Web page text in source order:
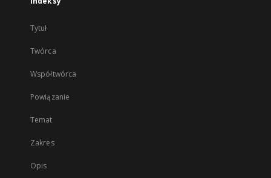
Tytuł
Twórca
Współtwórca
Powiązanie
Temat
Zakres
Opis